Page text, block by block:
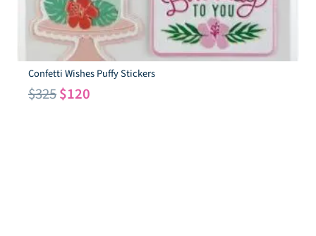
Confetti Wishes Puffy Stickers
$325El
$120